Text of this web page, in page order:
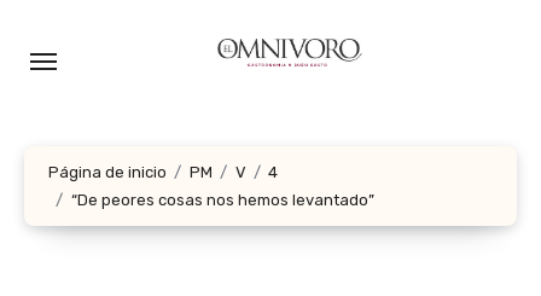
Página de inicio PM V
4
“De peores cosas nos hemos levantado”